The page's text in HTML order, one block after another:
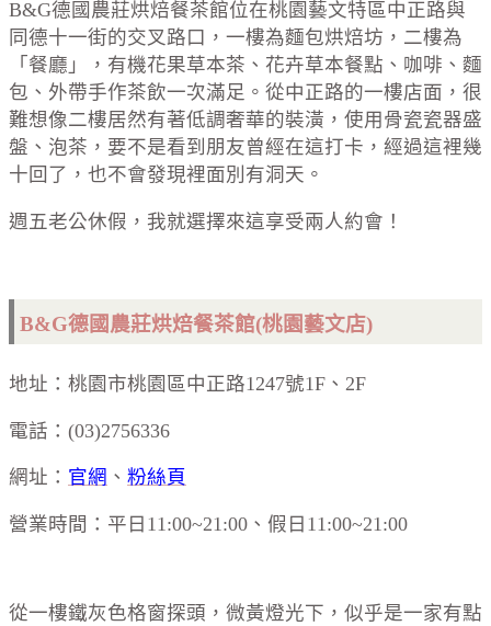
B&G德國農莊烘焙餐茶館位在桃園藝文特區中正路與
同德十一街的交叉路口，一樓為麵包烘焙坊，二樓為
「餐廳」，有機花果草本茶、花卉草本餐點、咖啡、麵
包、外帶手作茶飲一次滿足。從中正路的一樓店面，很
難想像二樓居然有著低調奢華的裝潢，使用骨瓷瓷器盛
盤、泡茶，要不是看到朋友曾經在這打卡，經過這裡幾
十回了，也不會發現裡面別有洞天。
週五老公休假，我就選擇來這享受兩人約會！
B&G德國農莊烘焙餐茶館(桃園藝文店)
地址：桃園市桃園區中正路1247號1F、2F
電話：(03)2756336
網址： 官網 、 粉絲頁
營業時間：平日11:00~21:00、假日11:00~21:00
從一樓鐵灰色格窗探頭，微黃燈光下，似乎是一家有點